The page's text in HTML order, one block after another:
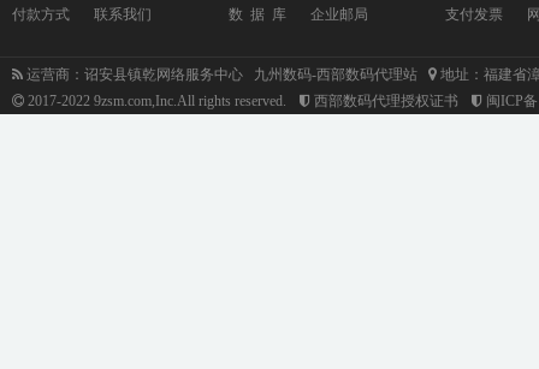
付款方式
联系我们
数 据 库
企业邮局
支付发票
运营商：诏安县镇乾网络服务中心 九州数码-西部数码代理站
地址：福建省
2017-2022 9zsm.com,Inc.All rights reserved.
西部数码代理授权证书 闽ICP